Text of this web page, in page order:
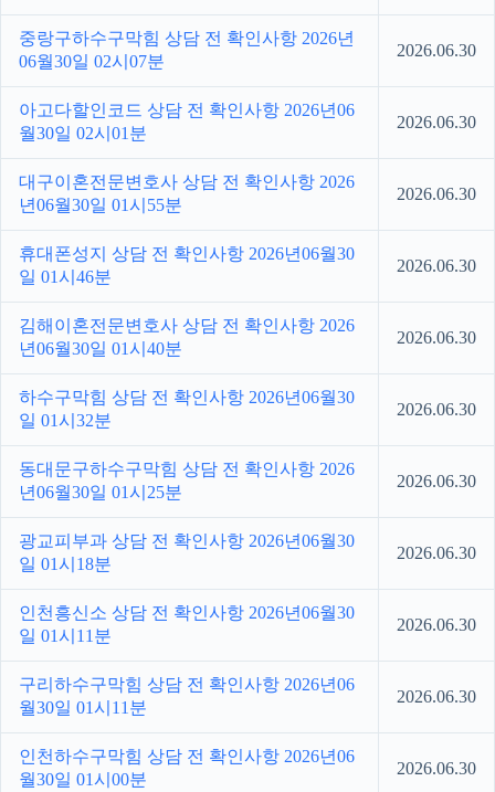
중랑구하수구막힘 상담 전 확인사항 2026년
06월30일 02시07분
2026.06.30
아고다할인코드 상담 전 확인사항 2026년06
월30일 02시01분
2026.06.30
대구이혼전문변호사 상담 전 확인사항 2026
년06월30일 01시55분
2026.06.30
휴대폰성지 상담 전 확인사항 2026년06월30
일 01시46분
2026.06.30
김해이혼전문변호사 상담 전 확인사항 2026
년06월30일 01시40분
2026.06.30
하수구막힘 상담 전 확인사항 2026년06월30
일 01시32분
2026.06.30
동대문구하수구막힘 상담 전 확인사항 2026
년06월30일 01시25분
2026.06.30
광교피부과 상담 전 확인사항 2026년06월30
일 01시18분
2026.06.30
인천흥신소 상담 전 확인사항 2026년06월30
일 01시11분
2026.06.30
구리하수구막힘 상담 전 확인사항 2026년06
월30일 01시11분
2026.06.30
인천하수구막힘 상담 전 확인사항 2026년06
월30일 01시00분
2026.06.30